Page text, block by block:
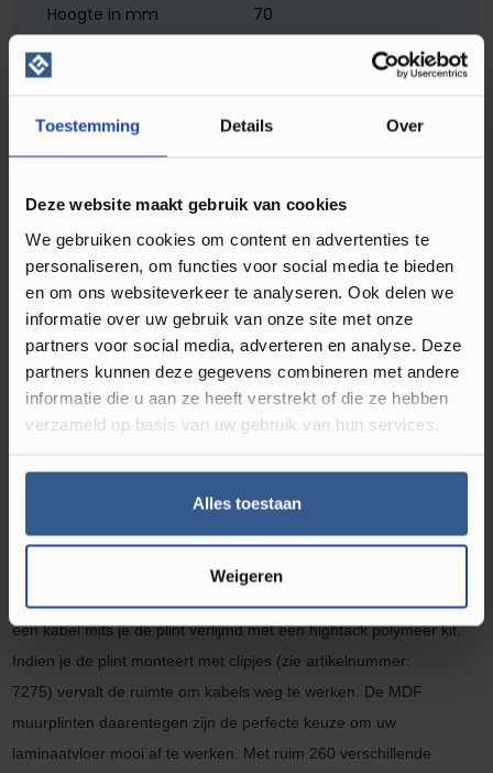
Toestemming Details Over
Deze website maakt gebruik van cookies
We gebruiken cookies om content en advertenties te
personaliseren, om functies voor social media te bieden
en om ons websiteverkeer te analyseren. Ook delen we
informatie over uw gebruik van onze site met onze
partners voor social media, adverteren en analyse. Deze
partners kunnen deze gegevens combineren met andere
informatie die u aan ze heeft verstrekt of die ze hebben
verzameld op basis van uw gebruik van hun services.
Alles toestaan
Weigeren
Hoogte in mm
70
Materiaal
Soort plint
Folieplint, Hoge plint
Omschrijving Rechte Folieplint Beton
Gepolijst Donker 27093
zorgt voor een ultra moderne afwerking. Hierdoor krijgt iedere
ruimte in uw woning een luxe en moderne uitstraling. De
plinten MDF muurplintenzijneenvoudig te monteren met de
bevestigingsclips of zijn te verlijmen met een plinten en profielen
een kabel mits je de plint verlijmd met eenhightack polymeer kit.
Indien je de plint monteert met clipjes (zie artikelnummer:
7275) vervalt de ruimte om kabels weg te werken. De MDF
muurplinten daarentegen zijn de perfecte keuze om uw
laminaatvloer mooi af te werken. Met ruim 260 verschillende